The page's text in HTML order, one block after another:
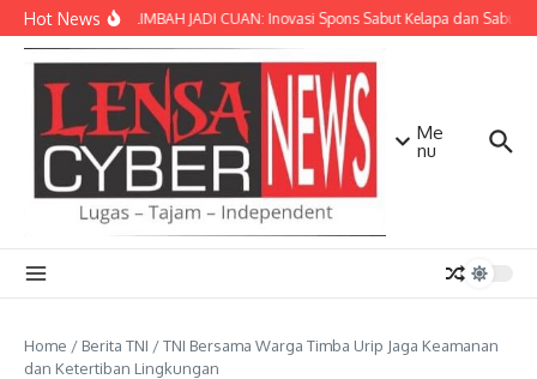
Lewati ke konten
Hot NewsSULAP LIMBAH JADI CUAN: Inovasi Spons Sabut Kelapa dan Sabun
Me
nu
Home / Berita TNI /TNI Bersama Warga Timba Urip Jaga Keamanan
dan Ketertiban Lingkungan